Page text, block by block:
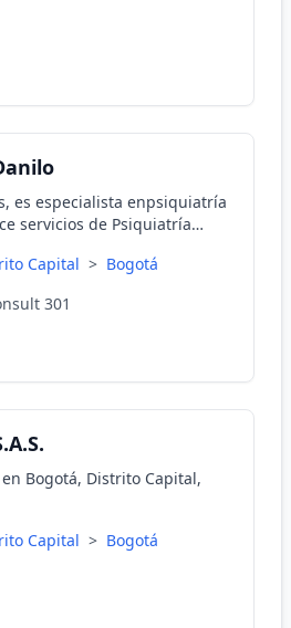
es especialista enpsiquiatría
servicios de Psiquiatría
y Psicoanálisis.
Capital > Bogotá
301
Bogotá, Distrito Capital,
Capital > Bogotá